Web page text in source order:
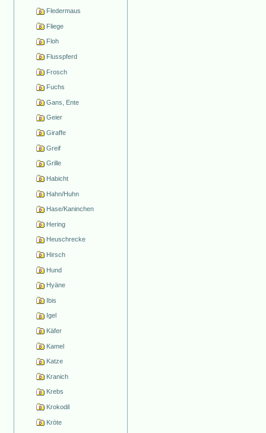
Fledermaus
Fliege
Floh
Flusspferd
Frosch
Fuchs
Gans, Ente
Geier
Giraffe
Greif
Grille
Habicht
Hahn/Huhn
Hase/Kaninchen
Hering
Heuschrecke
Hirsch
Hund
Hyäne
Ibis
Igel
Käfer
Kamel
Katze
Kranich
Krebs
Krokodil
Kröte